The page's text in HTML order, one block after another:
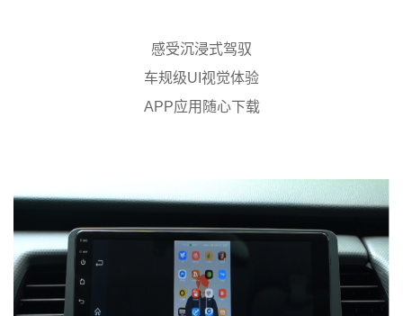
感受沉浸式驾驭
车规级UI视觉体验
APP应用随心下载